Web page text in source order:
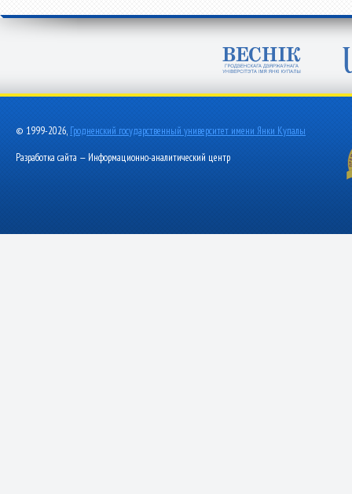
© 1999-2026, Гродненский государственный университет имени Янки Купалы
Разработка сайта — Информационно-аналитический центр